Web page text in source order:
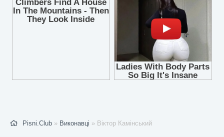
Pisni.Club » Виконавці » Віктор Камінський